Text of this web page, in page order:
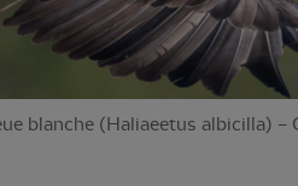
blanche (Haliaeetus albicilla) –